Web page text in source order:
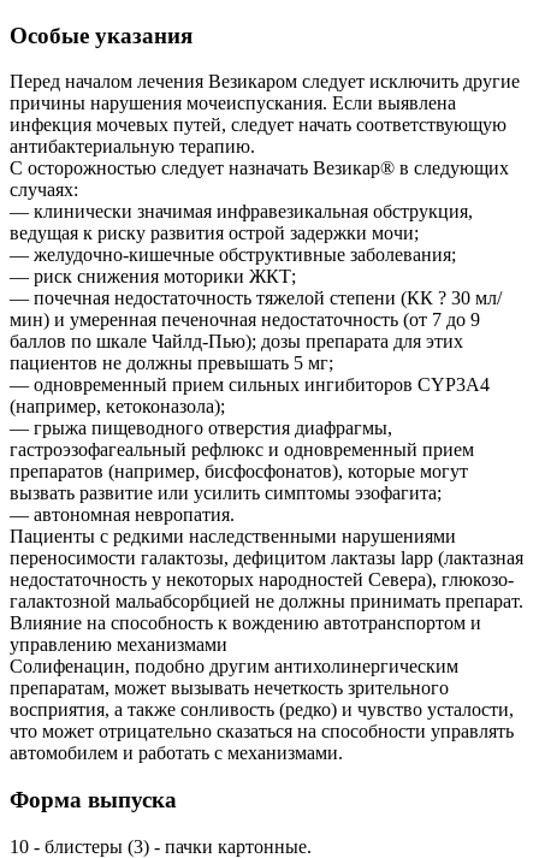
Особые указания
Перед началом лечения Везикаром следует исключить другие
причины нарушения мочеиспускания. Если выявлена
инфекция мочевых путей, следует начать соответствующую
антибактериальную терапию.
С осторожностью следует назначать Везикар® в следующих
случаях:
— клинически значимая инфравезикальная обструкция,
ведущая к риску развития острой задержки мочи;
— желудочно-кишечные обструктивные заболевания;
— риск снижения моторики ЖКТ;
— почечная недостаточность тяжелой степени (КК ? 30 мл/
мин) и умеренная печеночная недостаточность (от 7 до 9
баллов по шкале Чайлд-Пью); дозы препарата для этих
пациентов не должны превышать 5 мг;
— одновременный прием сильных ингибиторов CYP3A4
(например, кетоконазола);
— грыжа пищеводного отверстия диафрагмы,
гастроэзофагеальный рефлюкс и одновременный прием
препаратов (например, бисфосфонатов), которые могут
вызвать развитие или усилить симптомы эзофагита;
— автономная невропатия.
Пациенты с редкими наследственными нарушениями
переносимости галактозы, дефицитом лактазы lapp (лактазная
недостаточность у некоторых народностей Севера), глюкозо-
галактозной мальабсорбцией не должны принимать препарат.
Влияние на способность к вождению автотранспортом и
управлению механизмами
Солифенацин, подобно другим антихолинергическим
препаратам, может вызывать нечеткость зрительного
восприятия, а также сонливость (редко) и чувство усталости,
что может отрицательно сказаться на способности управлять
автомобилем и работать с механизмами.
Форма выпуска
10 - блистеры (3) - пачки картонные.